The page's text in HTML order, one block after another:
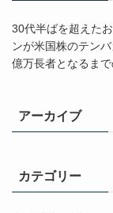
30代半ばを超えた
ンが米国株のテン
億万長者となるまで
アーカイブ
カテゴリー